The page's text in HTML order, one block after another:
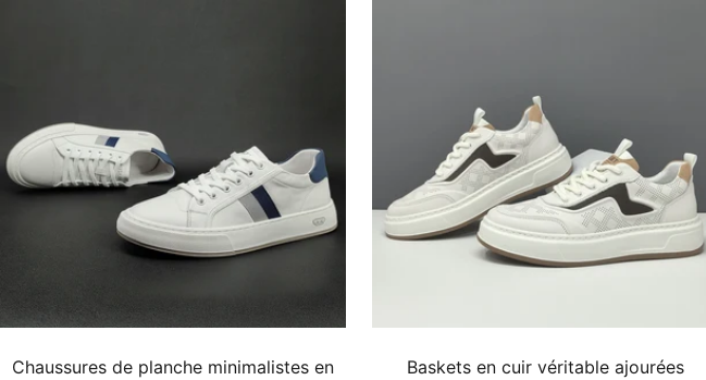
Chaussures de planche minimalistes en
Baskets en cuir véritable ajourées